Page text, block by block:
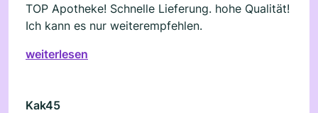
TOP Apotheke! Schnelle Lieferung. hohe Qualität!
Ich kann es nur weiterempfehlen.
weiterlesen
Kak45